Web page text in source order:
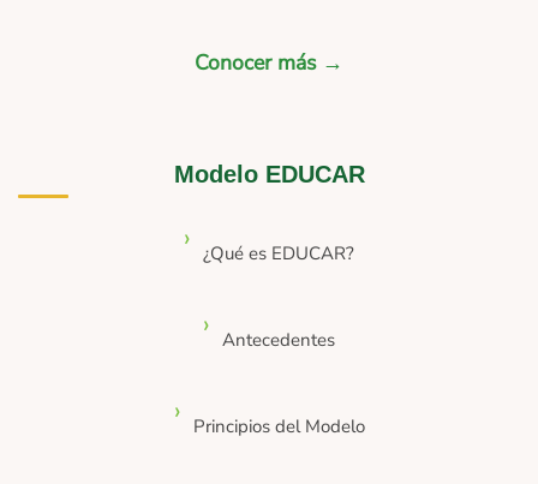
Conocer más →
Modelo EDUCAR
¿Qué es EDUCAR?
Antecedentes
Principios del Modelo